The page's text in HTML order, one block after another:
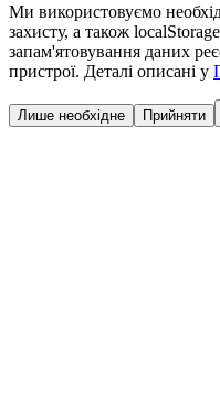
Ми використовуємо
захисту, а також
запам'ятовування даних
пристрої. Деталі описані у
Лише необхідне Прийняти